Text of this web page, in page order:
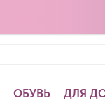
ОБУВЬ ДЛЯ